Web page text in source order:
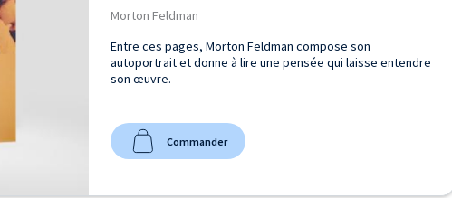
Morton Feldman
Entre ces pages, Morton Feldman compose son
autoportrait et donne à lire une pensée qui laisse entendre
son œuvre.
Commander